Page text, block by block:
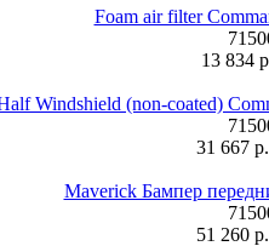
Foam air filter
13 834
Windshield (non-coated)
31 667 р.
Maverick Бампер
51 260 р.